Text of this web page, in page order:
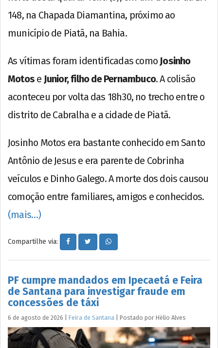
148, na Chapada Diamantina, próximo ao
município de Piatã, na Bahia.
As vítimas foram identificadas como Josinho
Motos e Junior, filho de Pernambuco. A colisão
aconteceu por volta das 18h30, no trecho entre o
distrito de Cabralha e a cidade de Piatã.
Josinho Motos era bastante conhecido em Santo
Antônio de Jesus e era parente de Cobrinha
veículos e Dinho Galego. A morte dos dois causou
comoção entre familiares, amigos e conhecidos.
(mais…)
Compartilhe via:
PF cumpre mandados em Ipecaetá e Feira
de Santana para investigar fraude em
concessões de táxi
6 de agosto de 2026 Feira de Santana Postado por Hélio Alves